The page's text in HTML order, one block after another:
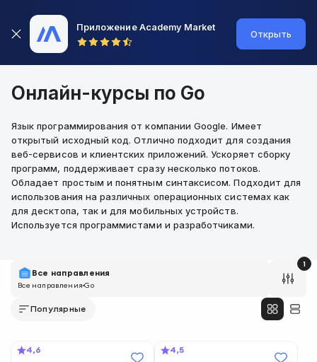
Приложение Academy Market
Открыть
Онлайн-курсы по Go
Язык программирования от компании Google. Имеет
открытый исходный код. Отлично подходит для создания
веб-сервисов и клиентских приложений. Ускоряет сборку
программ, поддерживает сразу несколько потоков.
Обладает простым и понятным синтаксисом. Подходит для
использования на различных операционных системах как
для десктопа, так и для мобильных устройств.
Используется программистами и разработчиками.
Все направления
Все направленияGo
1
Популярные
4,6 4,5